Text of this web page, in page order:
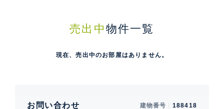
売出中 物件一覧
現在、売出中のお部屋はありません。
お問い合わせ 建物番号 188418